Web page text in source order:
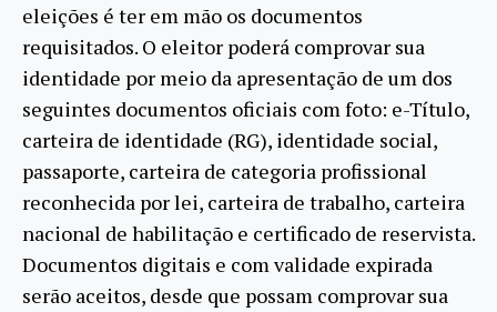
eleições é ter em mão os documentos
requisitados. O eleitor poderá comprovar sua
identidade por meio da apresentação de um dos
seguintes documentos oficiais com foto: e-Título,
carteira de identidade (RG), identidade social,
passaporte, carteira de categoria profissional
reconhecida por lei, carteira de trabalho, carteira
nacional de habilitação e certificado de reservista.
Documentos digitais e com validade expirada
serão aceitos, desde que possam comprovar sua